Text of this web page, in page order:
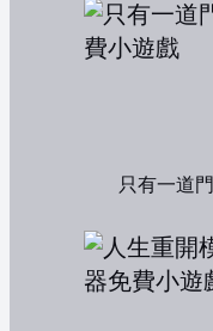
只有一道門